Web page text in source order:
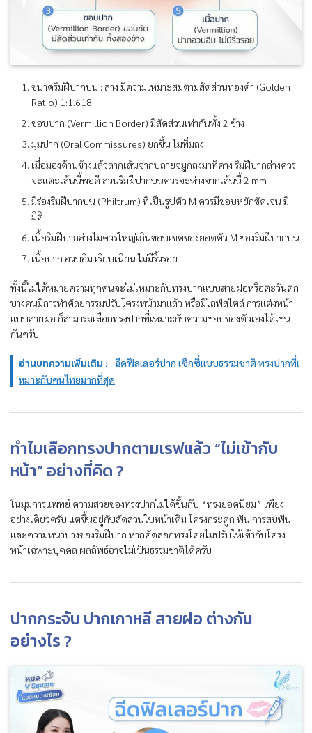
ขนาดริมฝีปากบน : ล่าง มีความเหมาะสมตามสัดส่วนทองคำ (Golden
Ratio) 1:1.618
ขอบปาก (Vermillion Border) มีสัดส่วนเท่ากันทั้ง 2 ข้าง
มุมปาก (Oral Commissures) ยกขึ้น ไม่ทิ่มลง
เมื่อมองด้านข้างแล้วลากเส้นจากปลายจมูกลงมาที่คาง ริมฝีปากล่างควร
จะแตะเส้นนี้พอดี ส่วนริมฝีปากบนควรจะห่างจากเส้นนี้ 2 mm
มีร่องริมฝีปากบน (Philtrum) ที่เป็นรูปตัว M ควรมีขอบหยักชัดเจน มี
มิติ
เนื้อริมฝีปากล่างไม่ควรใหญ่เกินขอบเขตของยอดตัว M ของริมฝีปากบน
เนื้อปาก อวบอิ่ม เรียบเนียน ไม่มีริ้วรอย
ทั้งนี้ไม่ได้หมายความทุกคนจะไม่เหมาะกับทรงปากแบบสายฝอหรือตะวันตก
บางคนมีการทำศัลยกรรมปรับโครงหน้ามาแล้ว หรือมีไลฟ์สไตล์ การแต่งหน้า
แบบสายฝอ ก็สามารถเลือกทรงปากที่เหมาะกับความชอบของตัวเองได้เช่น
กันครับ
อ่านบทความเพิ่มเติม :
ฉีดฟิลเลอร์ปาก เซ็กซี่แบบธรรมชาติ ทรงปากที่เ
หมาะกับคนไทยมากที่สุด
ทำไมเลือกทรงปากตามเรฟแล้ว “ไม่เข้ากับ
หน้า” อย่างที่คิด ?
ในมุมการแพทย์ ความสวยของทรงปากไม่ได้ขึ้นกับ “ทรงยอดนิยม” เพียง
อย่างเดียวครับ แต่ขึ้นอยู่กับสัดส่วนใบหน้าเดิม โครงกระดูก ฟัน การสบฟัน
และความหนาบางของริมฝีปาก หากคัดลอกทรงโดยไม่ปรับให้เข้ากับโครง
หน้าเฉพาะบุคคล ผลลัพธ์อาจไม่เป็นธรรมชาติได้ครับ
ปากกระจับ ปากเกาหลี สายฝอ ต่างกัน
อย่างไร ?